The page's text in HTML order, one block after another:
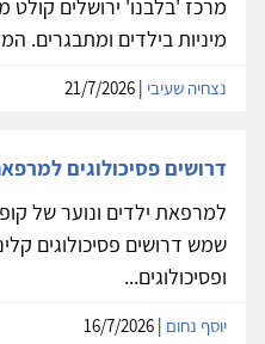
מרכז 'בלבנו' ירושלים
מיניות בילדים ומתבגרים.
נצחיה שעיבי
דרושים פסיכולוגים
למרפאת ילדים ונוער של
שמש דרושים פסיכולוגים
ופסיכולוגים...
יוסף נחום